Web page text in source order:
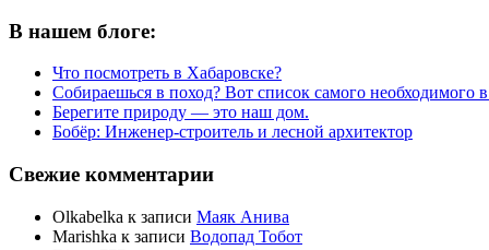
В нашем блоге:
Что посмотреть в Хабаровске?
Собираешься в поход? Вот список самого необходимого
Берегите природу — это наш дом.
Бобёр: Инженер-строитель и лесной архитектор
Свежие комментарии
Olkabelka к записи Маяк Анива
Marishka к записи Водопад Тобот